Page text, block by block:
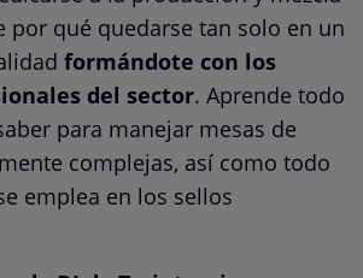
por qué quedarse tan solo en un
formándote con los
del sector. Aprende todo
para manejar mesas de
complejas, así como todo
emplea en los sellos